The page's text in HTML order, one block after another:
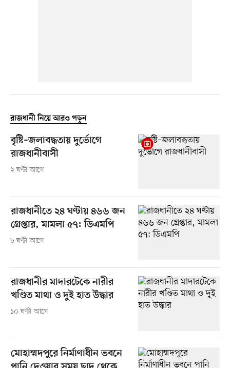
রাজধানী নিয়ে আরও পড়ুন
বৃষ্টি–জলাবদ্ধতায় দুর্ভোগে
রাজধানীবাসী
২ ঘণ্টা আগে
রাজধানীতে ২৪ ঘণ্টায় ৪৬৬ জন
গ্রেপ্তার, মামলা ৫৭: ডিএমপি
৮ ঘণ্টা আগে
রাজধানীর মাদারটেকে নারীর
খণ্ডিত মাথা ও দুই হাত উদ্ধার
১০ ঘণ্টা আগে
মোহাম্মদপুরে নির্মাণাধীন ভবনে